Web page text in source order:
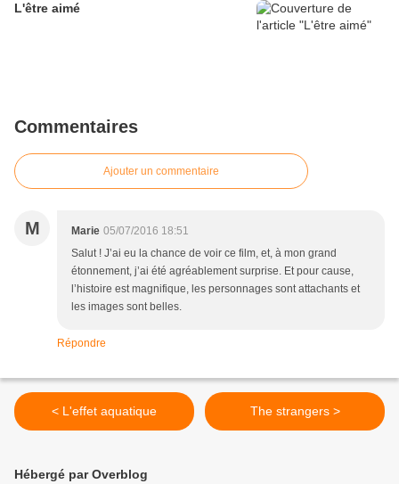
L'être aimé
Commentaires
Ajouter un commentaire
M Marie 05/07/2016 18:51
Salut ! J’ai eu la chance de voir ce film, et, à mon grand
étonnement, j’ai été agréablement surprise. Et pour cause,
l’histoire est magnifique, les personnages sont attachants et
les images sont belles.
Répondre
< L'effet aquatique The strangers >
Hébergé par Overblog